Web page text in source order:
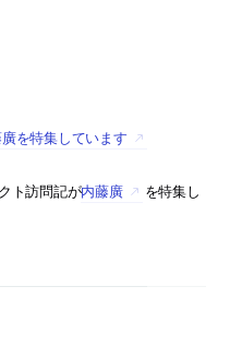
を特集しています
ト訪問記が内藤廣
を特集し